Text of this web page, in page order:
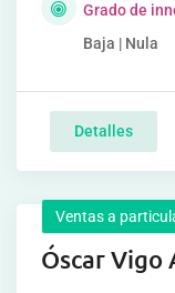
Grado de
Baja | Nula
Detalles
Ventas a
Óscar Vigo